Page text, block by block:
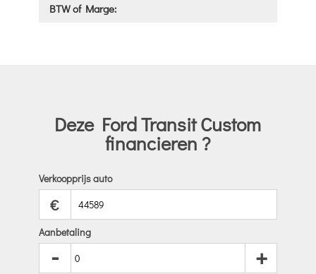
BTW of Marge:
Deze Ford Transit Custom
financieren ?
Verkoopprijs auto
€
Aanbetaling
- +